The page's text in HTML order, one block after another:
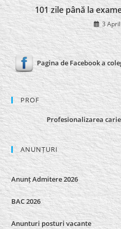
101 zile până la
3
Pagina de Facebook a
PROF
Profesionalizarea
ANUNȚURI
Anunț Admitere 2026
BAC 2026
Anunturi posturi vacante